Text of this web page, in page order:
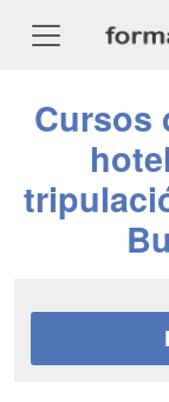
Cursos